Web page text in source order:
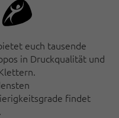
euch tausende
in Druckqualität und
findet